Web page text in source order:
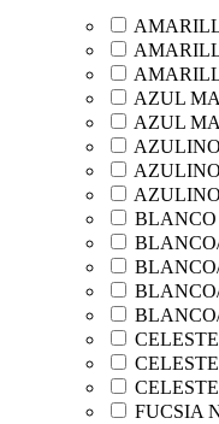
AZUL
AZUL
AZULINO
BLANCO
CELESTE
FUCSIA